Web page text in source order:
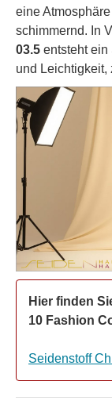
eine
schimmernd. In
03.5 entsteht
und Leichtigkeit,
Hier finden
10 Fashion
Seidenstoff